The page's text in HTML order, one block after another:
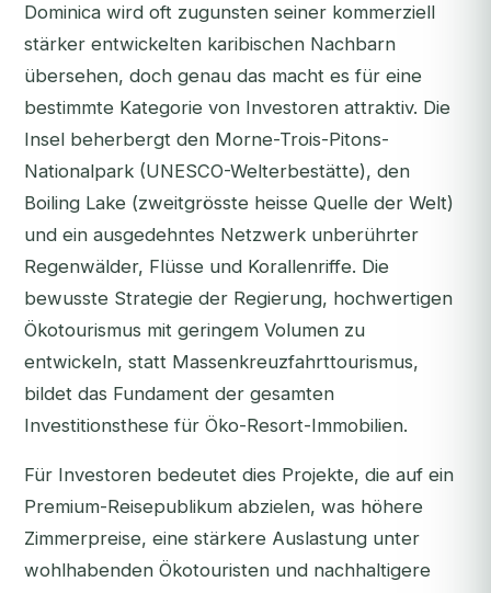
Dominica wird oft zugunsten seiner kommerziell
stärker entwickelten karibischen Nachbarn
übersehen, doch genau das macht es für eine
bestimmte Kategorie von Investoren attraktiv. Die
Insel beherbergt den Morne-Trois-Pitons-
Nationalpark (UNESCO-Welterbestätte), den
Boiling Lake (zweitgrösste heisse Quelle der Welt)
und ein ausgedehntes Netzwerk unberührter
Regenwälder, Flüsse und Korallenriffe. Die
bewusste Strategie der Regierung, hochwertigen
Ökotourismus mit geringem Volumen zu
entwickeln, statt Massenkreuzfahrttourismus,
bildet das Fundament der gesamten
Investitionsthese für Öko-Resort-Immobilien.
Für Investoren bedeutet dies Projekte, die auf ein
Premium-Reisepublikum abzielen, was höhere
Zimmerpreise, eine stärkere Auslastung unter
wohlhabenden Ökotouristen und nachhaltigere